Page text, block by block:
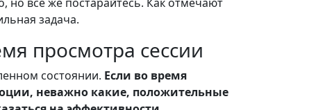
задача.
просмотра сессии
состоянии. Если во время
неважно какие, положительные